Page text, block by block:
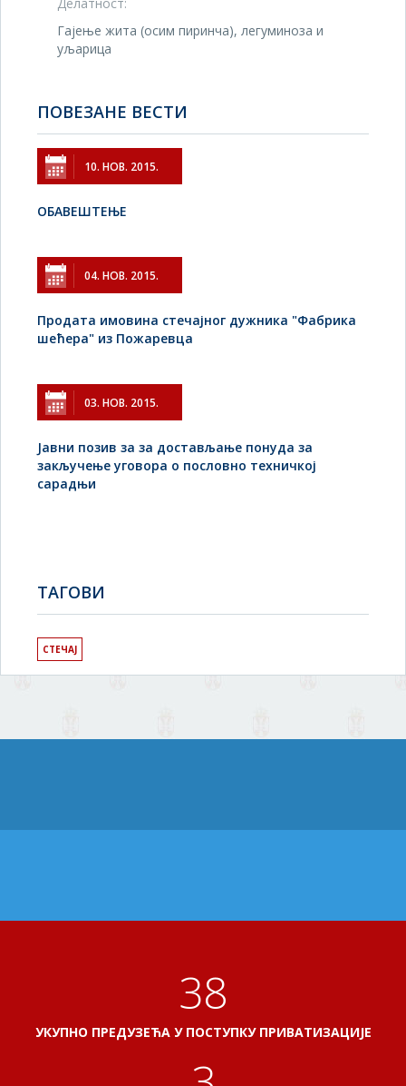
Гајење жита (осим пиринча), легуминоза и
уљарица
ПОВЕЗАНЕ ВЕСТИ
10. НОВ. 2015.
ОБАВЕШТЕЊЕ
04. НОВ. 2015.
Продата имовина стечајног дужника "Фабрика
шећера" из Пожаревца
03. НОВ. 2015.
Јавни позив за за достављање понуда за
закључење уговора о пословно техничкој
сарадњи
TAГОВИ
СТЕЧАЈ
41
УКУПНО ПРЕДУЗЕЋА У ПОСТУПКУ ПРИВАТИЗАЦИЈЕ